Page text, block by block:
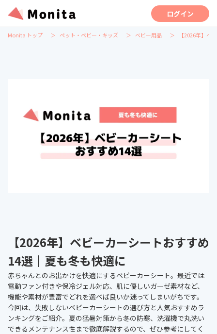
ログイン
Monita トップ ペット・ベビー・キッズ ベビー用品 【2026年】ベ
【2026年】ベビーカーシートおすすめ
14選｜夏も冬も快適に
赤ちゃんとのお出かけを快適にするベビーカーシート。最近では
電動ファン付きや保冷ジェル対応、肌に優しいガーゼ素材など、
機能や素材が豊富でどれを選べば良いか迷ってしまいがちです。
今回は、失敗しないベビーカーシートの選び方と人気おすすめラ
ンキングをご紹介。夏の猛暑対策から冬の防寒、洗濯機で丸洗い
できるメンテナンス性まで徹底解説するので、ぜひ参考にしてく